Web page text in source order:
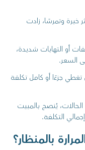
خبرة وتمرسًا، زادت
أو التهابات شديدة،
السعر.
جزءًا أو كامل تكلفة
يُنصح بالمبيت
التكلفة.
بالمنظار؟